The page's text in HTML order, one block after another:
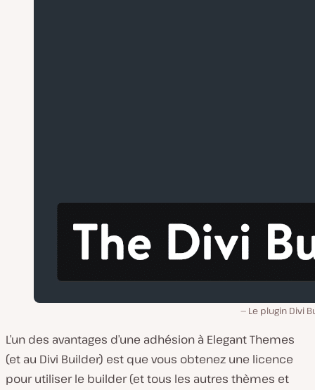
Le plugin Divi
L’un des avantages d’une adhésion à Elegant Themes
(et au Divi Builder) est que vous obtenez une licence
pour utiliser le builder (et tous les autres thèmes et